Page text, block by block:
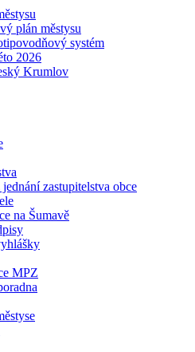
plán městysu
systém
2026
Krumlov
zastupitelstva obce
na Šumavě
MPZ